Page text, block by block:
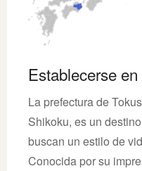
Establecerse
La prefectura de
Shikoku, es un
buscan un estilo de
Conocida por su